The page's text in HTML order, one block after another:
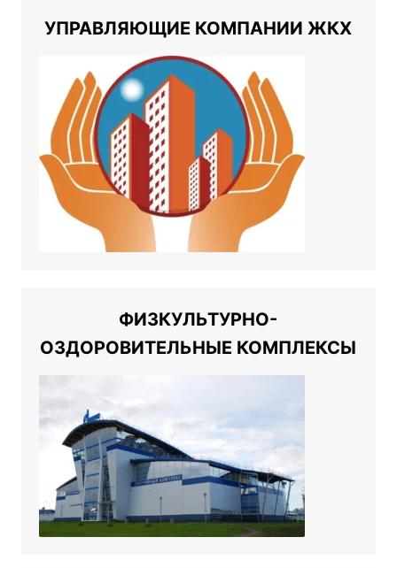
УПРАВЛЯЮЩИЕ КОМПАНИИ ЖКХ
ФИЗКУЛЬТУРНО-
ОЗДОРОВИТЕЛЬНЫЕ КОМПЛЕКСЫ